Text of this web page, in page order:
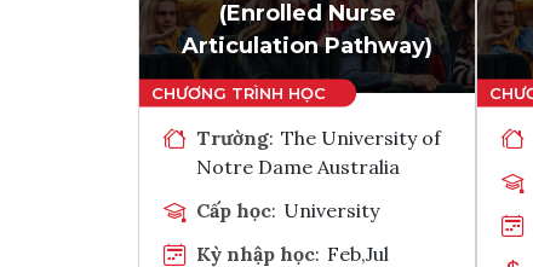
Tham vấn Interlink
(Enrolled Nurse
Articulation Pathway)
Trường: The University of
Notre Dame Australia
Cấp học: University
Kỳ nhập học: Feb,Jul